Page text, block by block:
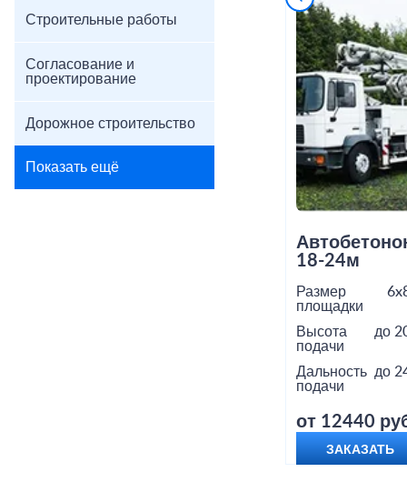
Строительные работы
Согласование и
проектирование
Дорожное строительство
Показать ещё
18-24м
Размер
площадки
Высота
подачи
до
Дальность
подачи
до
от 12440
ЗАКАЗАТЬ